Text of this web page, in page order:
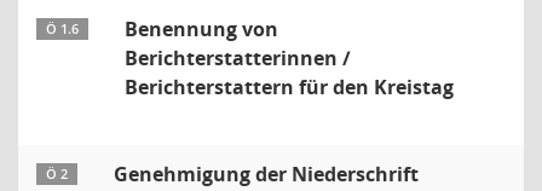
Ö 1.6
Benennung von
Berichterstatterinnen /
Berichterstattern für den Kreistag
Ö 2
Genehmigung der Niederschrift